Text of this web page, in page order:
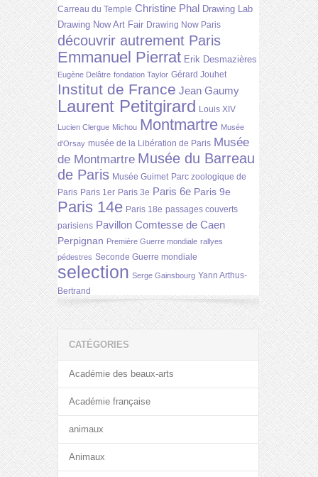
Carreau du Temple Christine Phal Drawing Lab
Drawing Now Art Fair Drawing Now Paris
découvrir autrement Paris
Emmanuel Pierrat Erik Desmazières
Eugène Delâtre fondation Taylor Gérard Jouhet
Institut de France Jean Gaumy
Laurent Petitgirard Louis XIV
Lucien Clergue Michou Montmartre Musée
d'Orsay musée de la Libération de Paris Musée
de Montmartre Musée du Barreau
de Paris Musée Guimet Parc zoologique de
Paris Paris 1er Paris 3e Paris 6e Paris 9e
Paris 14e Paris 18e passages couverts
parisiens Pavillon Comtesse de Caen
Perpignan Première Guerre mondiale rallyes
pédestres Seconde Guerre mondiale
selection Serge Gainsbourg Yann Arthus-
Bertrand
CATÉGORIES
Académie des beaux-arts
Académie française
animaux
Animaux